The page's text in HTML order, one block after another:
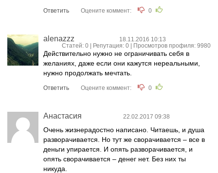
Ответить Оцените коммент: 0
alenazzz
18.11.2016 10:13
Статей: 0 | Репутация: 0 | Просмотров профиля: 9980
Действительно нужно не ограничивать себя в
желаниях, даже если они кажутся нереальными,
нужно продолжать мечтать.
Ответить Оцените коммент: 0
Анастасия 22.02.2017 09:38
Очень жизнерадостно написано. Читаешь, и душа
разворачивается. Но тут же сворачивается – все в
деньги упирается. И опять разворачивается, и
опять сворачивается – денег нет. Без них ты
никуда.